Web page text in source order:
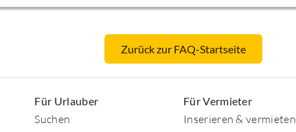
Zurück zur FAQ-Startseite
Für Urlauber
Suchen
Für Vermieter
Inserieren & vermieten